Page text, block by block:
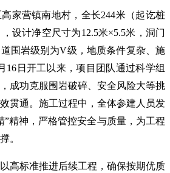
家营镇南地村，全长244米（起讫桩
设计净空尺寸为12.5米×5.5米，洞门
围岩级别为V级，地质条件复杂、施
16日开工以来，项目团队通过科学组
成功克服围岩破碎、安全风险大等挑
贯通。施工过程中，全体参建人员发
”精神，严格管控安全与质量，为工程
。
高标准推进后续工程，确保按期优质